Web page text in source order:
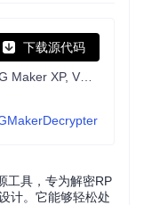
下载源代码
工具，专为解密RP
计。它能够轻松处